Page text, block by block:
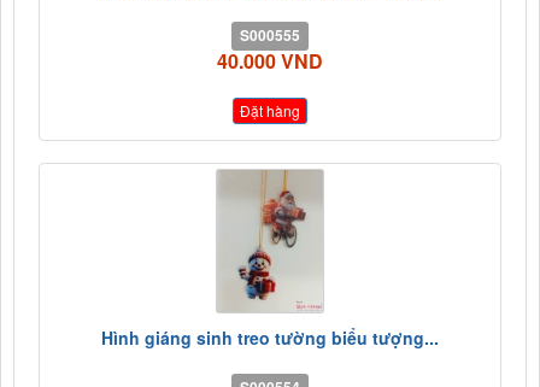
S000555
40.000 VND
Đặt hàng
Hình giáng sinh treo tường biểu tượng...